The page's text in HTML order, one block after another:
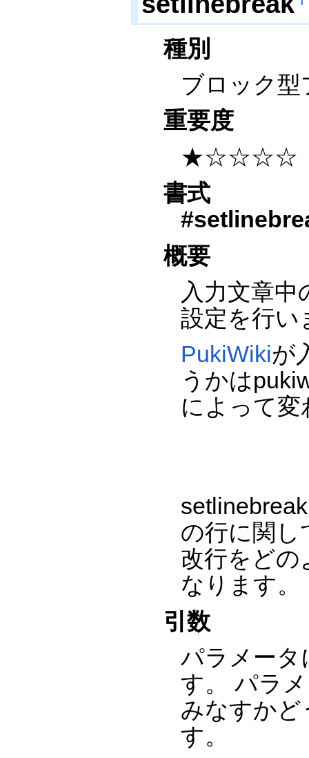
種別
ブロック
重要度
★☆☆☆☆
書式
概要
入力文章
設定を行い
PukiWikiが
うかは
によって変
の行に関し
改行をどの
なります。
引数
パラメータ
す。 パラ
みなすかど
す。